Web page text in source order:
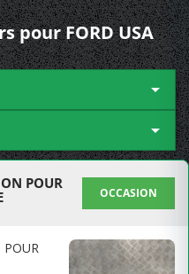
pour FORD USA


POUR
OCCASION
POUR